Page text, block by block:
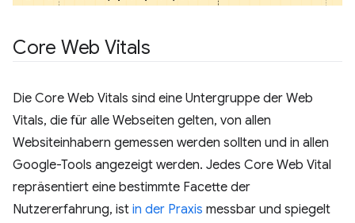
Core Web Vitals
Die Core Web Vitals sind eine Untergruppe der Web
Vitals, die für alle Webseiten gelten, von allen
Websiteinhabern gemessen werden sollten und in allen
Google-Tools angezeigt werden. Jedes Core Web Vital
repräsentiert eine bestimmte Facette der
Nutzererfahrung, ist in der Praxis messbar und spiegelt